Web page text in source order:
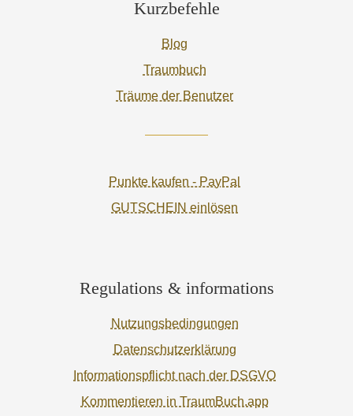
Kurzbefehle
Blog
Traumbuch
Träume der Benutzer
Punkte kaufen - PayPal
GUTSCHEIN einlösen
Regulations & informations
Nutzungsbedingungen
Datenschutzerklärung
Informationspflicht nach der DSGVO
Kommentieren in TraumBuch.app